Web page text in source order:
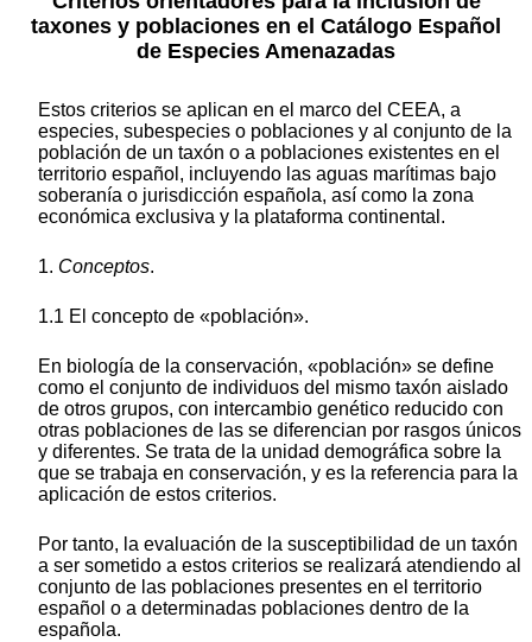
taxones y poblaciones en el Catálogo Español
de Especies Amenazadas
Estos criterios se aplican en el marco del CEEA, a
especies, subespecies o poblaciones y al conjunto de la
población de un taxón o a poblaciones existentes en el
territorio español, incluyendo las aguas marítimas bajo
soberanía o jurisdicción española, así como la zona
económica exclusiva y la plataforma continental.
1. Conceptos.
1.1 El concepto de «población».
En biología de la conservación, «población» se define
como el conjunto de individuos del mismo taxón aislado
de otros grupos, con intercambio genético reducido con
otras poblaciones de las se diferencian por rasgos únicos
y diferentes. Se trata de la unidad demográfica sobre la
que se trabaja en conservación, y es la referencia para la
aplicación de estos criterios.
Por tanto, la evaluación de la susceptibilidad de un taxón
a ser sometido a estos criterios se realizará atendiendo al
conjunto de las poblaciones presentes en el territorio
español o a determinadas poblaciones dentro de la
española.